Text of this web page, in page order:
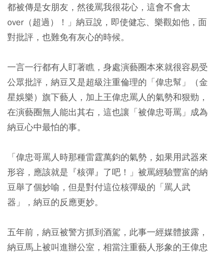
都被傳是女朋友，然後罵我很花心，這會不會太
over（超過）！」納豆說，即使健忘、樂觀如他，面
對批評，也難免有灰心的時候。
一言一行都有人盯著瞧，身處演藝圈本來就很容易受
公眾批評，納豆又是超級注重倫理的「偉忠幫」（金
星娛樂）旗下藝人，加上王偉忠罵人的氣勢和狠勁，
在演藝圈無人能出其右，這也讓「被偉忠哥罵」成為
納豆心中最怕的事。
「偉忠哥罵人時那種雷霆萬鈞的氣勢，如果用武器來
形容，應該就是『核彈』了吧！」被罵經驗豐富的納
豆舉了個妙喻，但是對付這位核彈級的「罵人武
器」，納豆的反應更妙。
五年前，納豆被警方抓到酒駕，此事一經媒體披露，
納豆馬上被叫進辦公室，相當注重藝人形象的王偉忠